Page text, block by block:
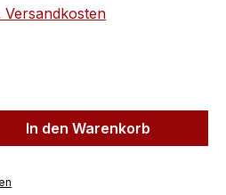
Versandkosten
Gib den
In den Warenkorb